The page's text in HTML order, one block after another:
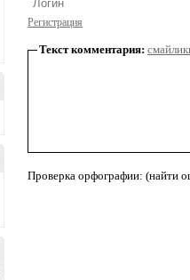
Регистрация
Текст комментария:
Проверка орфографии: (найти